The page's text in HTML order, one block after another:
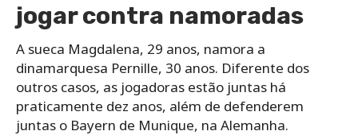
jogar contra namoradas
A sueca Magdalena, 29 anos, namora a
dinamarquesa Pernille, 30 anos. Diferente dos
outros casos, as jogadoras estão juntas há
praticamente dez anos, além de defenderem
juntas o Bayern de Munique, na Alemanha.